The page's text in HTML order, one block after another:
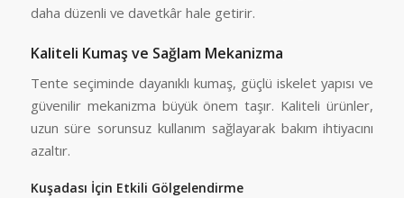
daha düzenli ve davetkâr hale getirir.
Kaliteli Kumaş ve Sağlam Mekanizma
Tente seçiminde dayanıklı kumaş, güçlü iskelet yapısı ve
güvenilir mekanizma büyük önem taşır. Kaliteli ürünler,
uzun süre sorunsuz kullanım sağlayarak bakım ihtiyacını
azaltır.
Kuşadası İçin Etkili Gölgelendirme